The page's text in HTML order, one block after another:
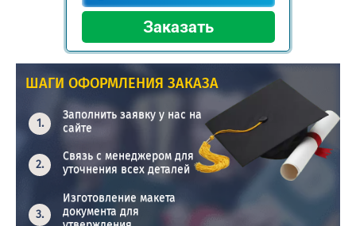
ШАГИ ОФОРМЛЕНИЯ ЗАКАЗА
Заполнить заявку у нас на
сайте
Связь с менеджером для
уточнения всех деталей
Изготовление макета
документа для